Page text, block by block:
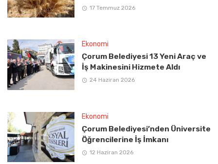
17 Temmuz 2026
Ekonomi
Çorum Belediyesi 13 Yeni Araç ve
İş Makinesini Hizmete Aldı
24 Haziran 2026
Ekonomi
Çorum Belediyesi’nden Üniversite
Öğrencilerine İş İmkanı
12 Haziran 2026